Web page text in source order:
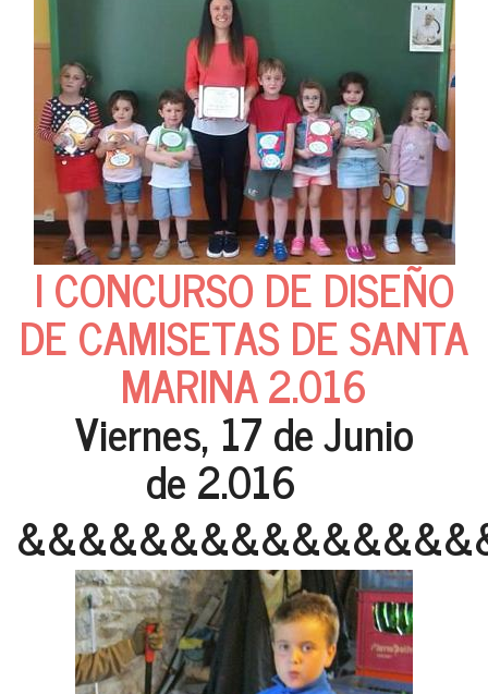
I CONCURSO DE DISEÑO
DE CAMISETAS DE SANTA
MARINA 2.016
Viernes, 17 de Junio
de 2.016